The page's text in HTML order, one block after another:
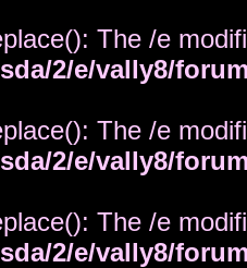
The /e
2/e/vally8/
The /e
2/e/vally8/
The /e
2/e/vally8/